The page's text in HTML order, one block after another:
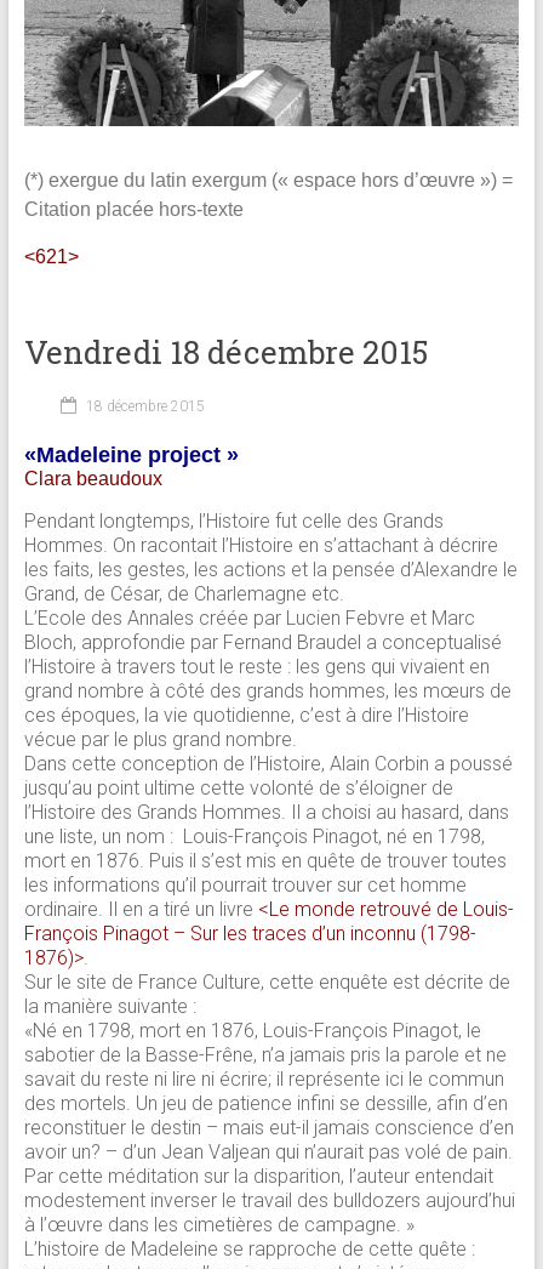
(*) exergue du latin exergum (« espace hors d’œuvre ») =
Citation placée hors-texte
<621>
Vendredi 18 décembre 2015
18 décembre 2015
«Madeleine project »
Clara beaudoux
Pendant longtemps, l’Histoire fut celle des Grands
Hommes. On racontait l’Histoire en s’attachant à décrire
les faits, les gestes, les actions et la pensée d’Alexandre le
Grand, de César, de Charlemagne etc.
L’Ecole des Annales créée par Lucien Febvre et Marc
Bloch, approfondie par Fernand Braudel a conceptualisé
l’Histoire à travers tout le reste : les gens qui vivaient en
grand nombre à côté des grands hommes, les mœurs de
ces époques, la vie quotidienne, c’est à dire l’Histoire
vécue par le plus grand nombre.
Dans cette conception de l’Histoire, Alain Corbin a poussé
jusqu’au point ultime cette volonté de s’éloigner de
l’Histoire des Grands Hommes. Il a choisi au hasard, dans
une liste, un nom : Louis-François Pinagot, né en 1798,
mort en 1876. Puis il s’est mis en quête de trouver toutes
les informations qu’il pourrait trouver sur cet homme
ordinaire. Il en a tiré un livre <Le monde retrouvé de Louis-
François Pinagot – Sur les traces d’un inconnu (1798-
1876)>.
Sur le site de France Culture, cette enquête est décrite de
la manière suivante :
«Né en 1798, mort en 1876, Louis-François Pinagot, le
sabotier de la Basse-Frêne, n’a jamais pris la parole et ne
savait du reste ni lire ni écrire; il représente ici le commun
des mortels. Un jeu de patience infini se dessille, afin d’en
reconstituer le destin – mais eut-il jamais conscience d’en
avoir un? – d’un Jean Valjean qui n’aurait pas volé de pain.
Par cette méditation sur la disparition, l’auteur entendait
modestement inverser le travail des bulldozers aujourd’hui
à l’œuvre dans les cimetières de campagne. »
L’histoire de Madeleine se rapproche de cette quête :